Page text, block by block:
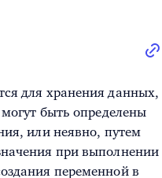
для хранения данных,
быть определены
или неявно, путем
при выполнении
переменной в